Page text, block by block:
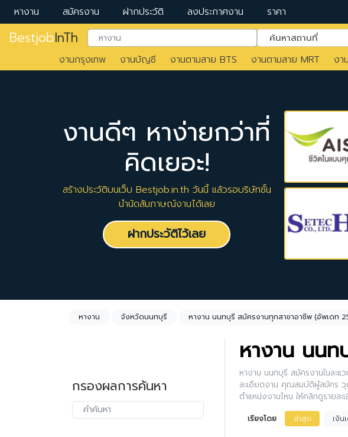
หางาน สมัครงาน ฝากประวัติ ลงประกาศงาน ราคา
BestjobInTh ค้นหาสถานที่
งานกรุงเทพ งานบัญชี งานตามสาย BTS งานตามสาย MRT งา
งานดีๆ หาง่ายกว่าที่
คิดเยอะ!
สร้างประวัติบนเว็บ Bestjob.in.th วันนี้ แล้วรอบริษัทชั้น
นำนัดสัมภาษณ์งานได้เลย
ฝากประวัติไว้เลย
หางาน จังหวัดนนทบุรี หางาน นนทบุรี สมัครงานทุกสาขาอาชีพ (อัพเดท
หางาน นนท
หางาน นนทบุรี สมัครงานในละ
ละเอียดงาน คุณสมบัติผู้สมัคร
ตำแหน่งงานไหน ให้คลิกดูรายล
เรียงโดย ล่าสุด เงิน
กรองผลการค้นหา